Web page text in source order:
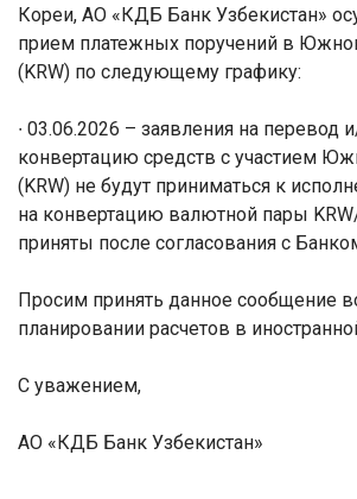
Кореи, АО «КДБ Банк Узбекистан»
прием платежных поручений в
(KRW) по следующему графику:
∙ 03.06.2026 – заявления на перевод
конвертацию средств с участием
(KRW) не будут приниматься к
на конвертацию валютной пары KRW
приняты после согласования с
Просим принять данное сообщение
планировании расчетов в
С уважением,
АО «КДБ Банк Узбекистан»